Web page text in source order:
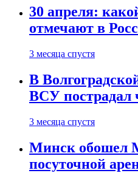
30 апреля:
отмечают в
3 месяца спустя
В
ВСУ пострадал
3 месяца спустя
Минск обошел
посуточной